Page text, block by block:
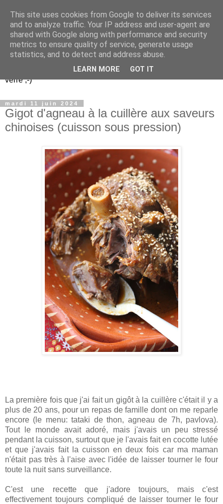
Un peu gay dans les
coings...
Découvrir le monde. Assiette après assiette. Verre après
verre ;-)
mardi 11 juin 2024
Gigot d'agneau à la cuillère aux saveurs
chinoises (cuisson sous pression)
La première fois que j'ai fait un gigôt à la cuillère c'était il y a
plus de 20 ans, pour un repas de famille dont on me reparle
encore (le menu: tataki de thon, agneau de 7h, pavlova).
Tout le monde avait adoré, mais j'avais un peu stressé
pendant la cuisson, surtout que je l'avais fait en cocotte lutée
et que j'avais fait la cuisson en deux fois car ma maman
n'était pas très à l'aise avec l'idée de laisser tourner le four
toute la nuit sans surveillance.
C'est une recette que j'adore toujours, mais c'est
effectivement toujours compliqué de laisser tourner le four
This site uses cookies from Google to deliver its services
and to analyze traffic. Your IP address and user-agent are
shared with Google along with performance and security
metrics to ensure quality of service, generate usage
statistics, and to detect and address abuse.
LEARN MORE GOT IT